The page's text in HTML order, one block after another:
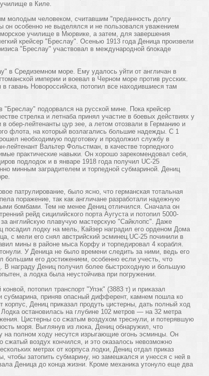
в Киле.
молодым человеком, считавшим "преданность долгу
он особенно не выделялся и не пользовался уважением
училище в Мюрвике, а затем, для завершения
крейсер "Бреслау". Осенью 1913 года Деница произвели
"Бреслау" участвовал в международной блокаде
в Средиземном море. Ему удалось уйти от англичан в
империи и воевал в Черном море против русских.
гавань Новороссийска, потопил все находившиеся там
подорвался на русской мине. Пока крейсер
стрелка и летнаба принял участие в боевых действиях у
обер-лейтенанты цур зее, а летом отозвали в Германию и
флота, на который возлагались большие надежды. С 1
необходимую подготовку и продолжил службу в
лейтенант Вальтер Фольстман, в качестве торпедного
практические навыки. Он хорошо зарекомендовал себя,
подлодок и в январе 1918 года получил UC-25
минным заградителем и торпедной субмариной. Дениц
патрулирование, было ясно, что германская тотальная
поражение, так как англичане разработали надежную
бомбами. Тем не менее Дениц отличился. Сначала он
рейд сицилийского порта Аугуста и потопил 5000-
английскую плавучую мастерскую "Сайклопс". Даже
посадил лодку на мель, Кайзер наградил его орденом Дома
с мели его снял австрийский эсминец.UC-25 починили в
мины в районе мыса Корфу и торпедировал 4 корабля.
У Деница не было времени следить за ними, ведь его
большим его достижением, особенно если учесть, что
В награду Дениц получил более быстроходную и большую
а лодка была неустойчива при погружении.
потопил транспорт "Упэк" (3883 т) и приказал
субмарина, приняв опасный дифферент, камнем пошла ко
корпус, Дениц приказал продуть цистерны, дать полный ход
остановилась на глубине 102 метров — на 32 метра
Цистерны со сжатым воздухом треснули, и потерявшую
моря. Выглянув из люка, Дениц обнаружил, что
на полном ходу несутся изрыгающие огонь эсминцы. Он
сжатый воздух кончился, и это оказалось невозможно
метрах от корпуса лодки, Дениц отдал приказ
чтобы затопить субмарину, но замешкался и унесся с ней в
Деница до конца жизни. Кроме механика утонуло еще два